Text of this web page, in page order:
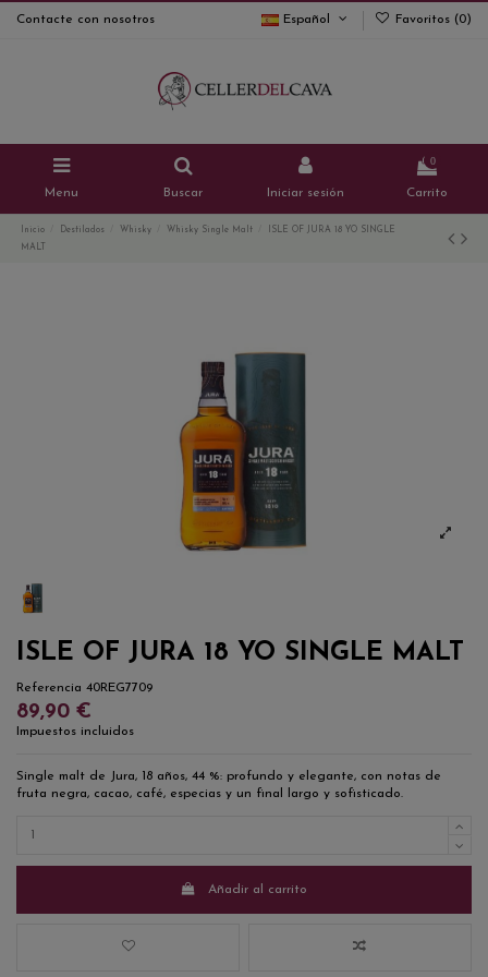
Contacte con nosotros Español Favoritos (0)
Menu Buscar Iniciar sesión
0
Carrito
Inicio Destilados Whisky Whisky Single Malt
ISLE OF JURA 18 YO SINGLE
MALT
ISLE OF JURA 18 YO SINGLE MALT
Referencia 40REG7709
89,90 €
Impuestos incluidos
Single malt de Jura, 18 años, 44 %: profundo y elegante, con notas de
fruta negra, cacao, café, especias y un final largo y sofisticado.
Añadir al carrito